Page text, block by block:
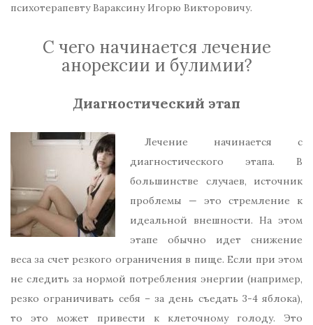
психотерапевту Вараксину Игорю Викторовичу.
С чего начинается лечение
анорексии и булимии?
Диагностический этап
Лечение начинается с
диагностического этапа. В
большинстве случаев, источник
проблемы — это стремление к
идеальной внешности. На этом
этапе обычно идет снижение
веса за счет резкого ограничения в пище. Если при этом
не следить за нормой потребления энергии (например,
резко ограничивать себя – за день съедать 3-4 яблока),
то это может привести к клеточному голоду. Это